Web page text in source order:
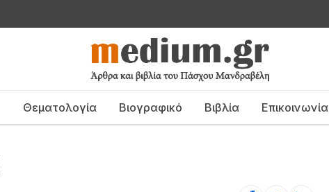
Θεματολογία Βιογραφικό Βιβλία Επικοινωνία